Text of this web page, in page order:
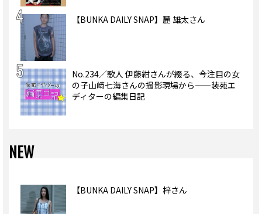
【BUNKA DAILY SNAP】麓 雄太さん
No.234／歌人 伊藤紺さんが綴る、今注目の女
の子山﨑七海さんの撮影現場から——装苑エ
ディターの編集日記
NEW
【BUNKA DAILY SNAP】梓さん